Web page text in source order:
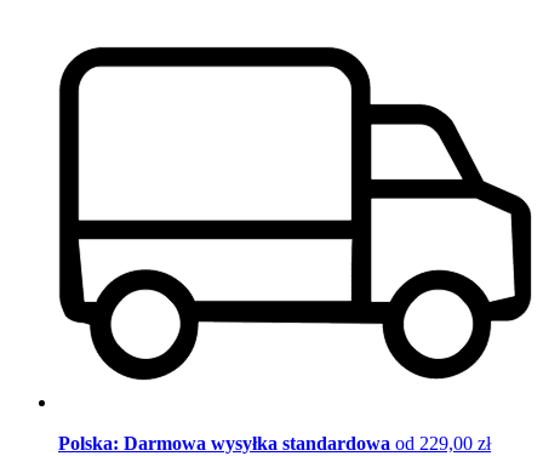
Polska: Darmowa wysyłka standardowa od 229,00 zł